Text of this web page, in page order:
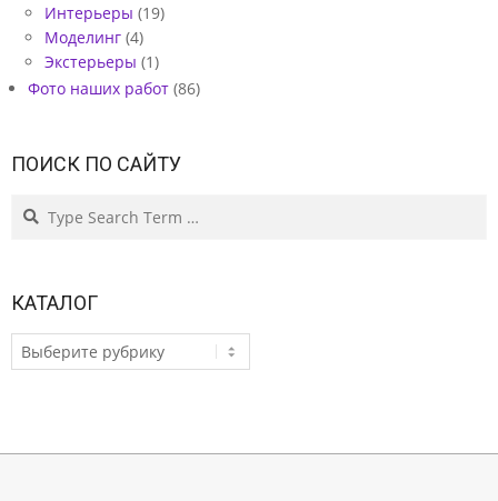
Интерьеры (19)
Моделинг (4)
Экстерьеры (1)
Фото наших работ (86)
ПОИСК ПО САЙТУ
Search
КАТАЛОГ
КАТАЛОГ